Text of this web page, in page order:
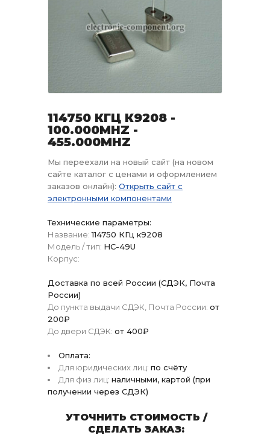
114750 КГЦ К9208 -
100.000MHZ -
455.000MHZ
Мы переехали на новый сайт (на новом
сайте каталог с ценами и оформлением
заказов онлайн): Открыть сайт с
электронными компонентами
Технические параметры:
Название: 114750 КГц к9208
Модель / тип: HC-49U
Корпус:
Доставка по всей России (СДЭК, Почта
России)
До пункта выдачи СДЭК, Почта России: от
200₽
До двери СДЭК: от 400₽
Оплата:
Для юридических лиц: по счёту
Для физ лиц: наличными, картой (при
получении через СДЭК)
УТОЧНИТЬ СТОИМОСТЬ /
СДЕЛАТЬ ЗАКАЗ: